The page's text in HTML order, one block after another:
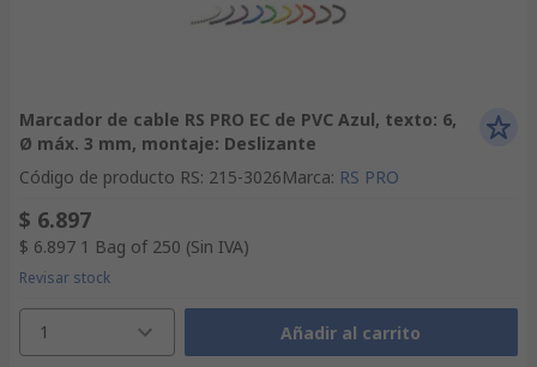
Marcador de cable RS PRO EC de PVC Azul, texto: 6,
Ø máx. 3 mm, montaje: Deslizante
Código de producto RS: 215-3026Marca: RS PRO
$ 6.897
$ 6.897 1 Bag of 250 (Sin IVA)
Revisar stock
1 Añadir al carrito